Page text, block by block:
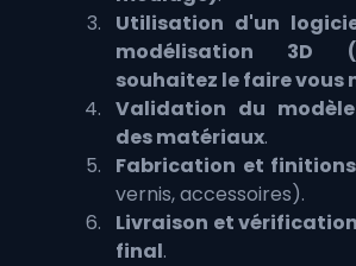
Utilisation d'un
modélisation 3D
souhaitez le faire vous
Validation du
des matériaux.
Fabrication et finitions
vernis, accessoires).
Livraison et
final.